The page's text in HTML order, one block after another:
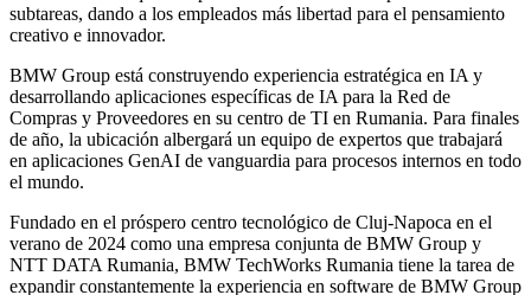
subtareas, dando a los empleados más libertad para el pensamiento
creativo e innovador.
BMW Group está construyendo experiencia estratégica en IA y
desarrollando aplicaciones específicas de IA para la Red de
Compras y Proveedores en su centro de TI en Rumania. Para finales
de año, la ubicación albergará un equipo de expertos que trabajará
en aplicaciones GenAI de vanguardia para procesos internos en todo
el mundo.
Fundado en el próspero centro tecnológico de Cluj-Napoca en el
verano de 2024 como una empresa conjunta de BMW Group y
NTT DATA Rumania, BMW TechWorks Rumania tiene la tarea de
expandir constantemente la experiencia en software de BMW Group